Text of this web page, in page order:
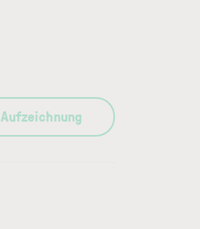
Aufzeichnung